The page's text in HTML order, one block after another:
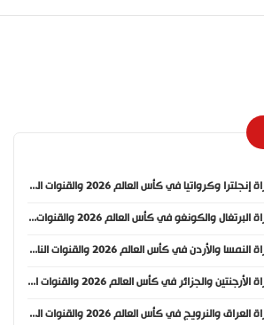
موعد مباراة إنجلترا وكرواتيا في كأس العالم 2026 والقنوات الناقلة
موعد مباراة البرتغال والكونغو في كأس العالم 2026 والقنوات الناقلة
موعد مباراة النمسا والأردن في كأس العالم 2026 والقنوات الناقلة
موعد مباراة الأرجنتين والجزائر في كأس العالم 2026 والقنوات الناقلة
موعد مباراة العراق والنرويج في كأس العالم 2026 والقنوات الناقلة